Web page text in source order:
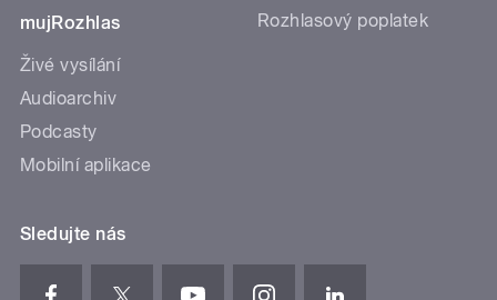
mujRozhlas
Živé vysílání
Audioarchiv
Podcasty
Mobilní aplikace
Rozhlasový poplatek
Sledujte nás